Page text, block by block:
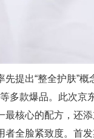
提出“整全护肤”
多款爆品。此次京
核心的配方，还
者全脸紧致度。首